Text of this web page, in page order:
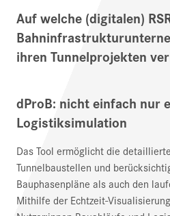
Auf welche (digitalen)
ihren Tunnelprojekten
dProB: nicht einfach nur
Logistiksimulation
Das Tool ermöglicht die
Tunnelbaustellen und
Bauphasenpläne als auch den
Mithilfe der Echtzeit-